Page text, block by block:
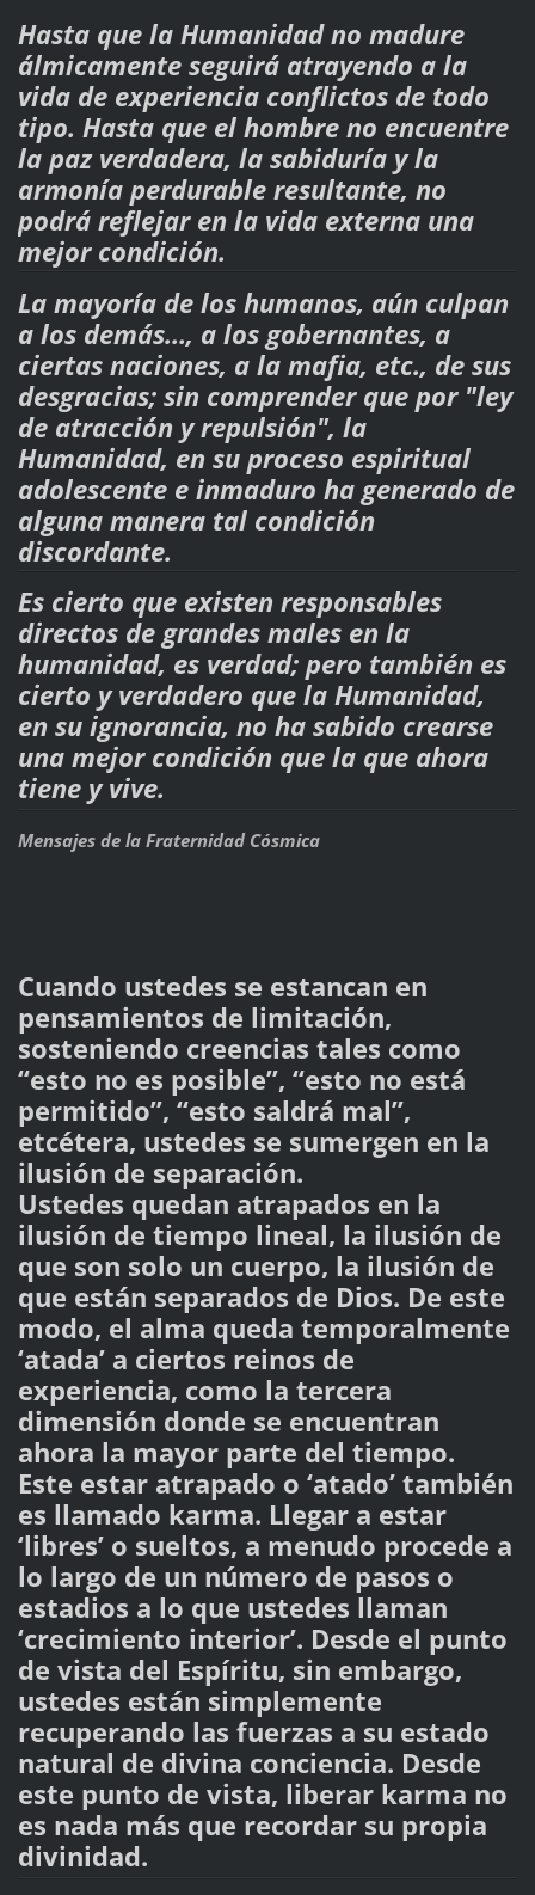
Hasta que la Humanidad no madure
álmicamente seguirá atrayendo a la
vida de experiencia conflictos de todo
tipo. Hasta que el hombre no encuentre
la paz verdadera, la sabiduría y la
armonía perdurable resultante, no
podrá reflejar en la vida externa una
mejor condición.
La mayoría de los humanos, aún culpan
a los demás…, a los gobernantes, a
ciertas naciones, a la mafia, etc., de sus
desgracias; sin comprender que por "ley
de atracción y repulsión", la
Humanidad, en su proceso espiritual
adolescente e inmaduro ha generado de
alguna manera tal condición
discordante.
Es cierto que existen responsables
directos de grandes males en la
humanidad, es verdad; pero también es
cierto y verdadero que la Humanidad,
en su ignorancia, no ha sabido crearse
una mejor condición que la que ahora
tiene y vive.
Mensajes de la Fraternidad Cósmica
Cuando ustedes se estancan en
pensamientos de limitación,
sosteniendo creencias tales como
“esto no es posible”, “esto no está
permitido”, “esto saldrá mal”,
etcétera, ustedes se sumergen en la
ilusión de separación.
Ustedes quedan atrapados en la
ilusión de tiempo lineal, la ilusión de
que son solo un cuerpo, la ilusión de
que están separados de Dios. De este
modo, el alma queda temporalmente
‘atada’ a ciertos reinos de
experiencia, como la tercera
dimensión donde se encuentran
ahora la mayor parte del tiempo.
Este estar atrapado o ‘atado’ también
es llamado k​a​r​m​a​.​ Llegar a estar
‘libres’ o sueltos, a menudo procede a
lo largo de un número de pasos o
estadios a lo que ustedes llaman
‘crecimiento interior’. Desde el punto
de vista del Espíritu, sin embargo,
ustedes están simplemente
recuperando las fuerzas a su estado
natural de divina conciencia. Desde
este punto de vista, liberar karma no
es nada más que recordar su propia
divinidad.